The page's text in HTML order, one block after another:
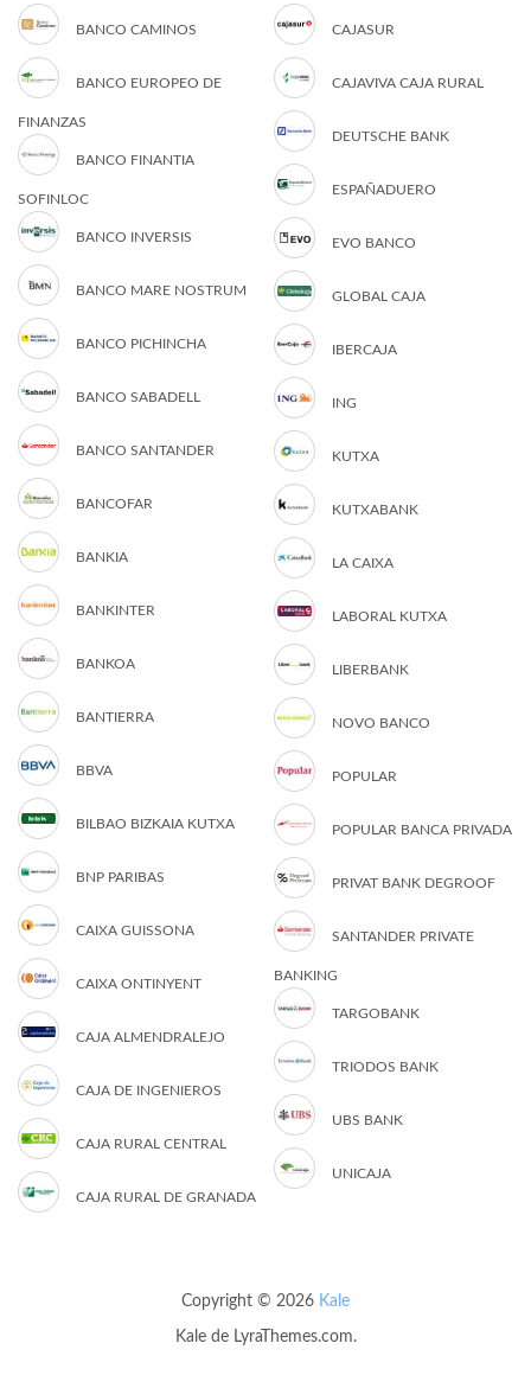
BANCO CAMINOS
BANCO EUROPEO DE
FINANZAS
BANCO FINANTIA
SOFINLOC
BANCO INVERSIS
BANCO MARE NOSTRUM
BANCO PICHINCHA
BANCO SABADELL
BANCO SANTANDER
BANCOFAR
BANKIA
BANKINTER
BANKOA
BANTIERRA
BBVA
BILBAO BIZKAIA KUTXA
BNP PARIBAS
CAIXA GUISSONA
CAIXA ONTINYENT
CAJA ALMENDRALEJO
CAJA DE INGENIEROS
CAJA RURAL CENTRAL
CAJA RURAL DE GRANADA
CAJASUR
CAJAVIVA CAJA RURAL
DEUTSCHE BANK
ESPAÑADUERO
EVO BANCO
GLOBAL CAJA
IBERCAJA
ING
KUTXA
KUTXABANK
LA CAIXA
LABORAL KUTXA
LIBERBANK
NOVO BANCO
POPULAR
POPULAR BANCA PRIVADA
PRIVAT BANK DEGROOF
SANTANDER PRIVATE
BANKING
TARGOBANK
TRIODOS BANK
UBS BANK
UNICAJA
Copyright © 2026 Kale
Kalede LyraThemes.com.